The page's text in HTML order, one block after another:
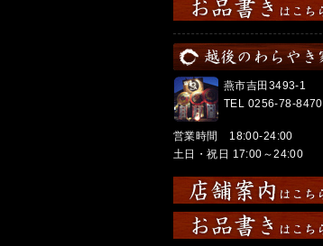
燕市吉田3493-1
TEL 0256-78-8470
営業時間 18:00-24:00
土日・祝日 17:00～24:00